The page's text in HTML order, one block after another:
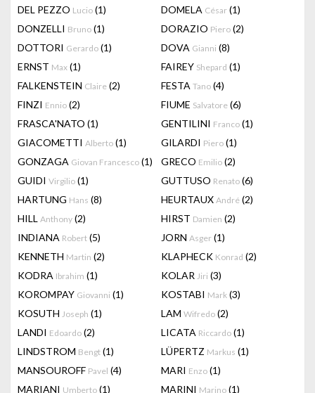
DEL PEZZO Lucio (1) DOMELA César (1)
DONZELLI Bruno (1) DORAZIO Piero (2)
DOTTORI Gerardo (1) DOVA Gianni (8)
ERNST Max (1) FAIREY Shepard (1)
FALKENSTEIN Claire (2) FESTA Tano (4)
FINZI Ennio (2) FIUME Salvatore (6)
FRASCA'NATO (1) GENTILINI Franco (1)
GIACOMETTI Alberto (1) GILARDI Piero (1)
GONZAGA Giovan Francesco (1) GRECO Emilio (2)
GUIDI Virgilio (1) GUTTUSO Renato (6)
HARTUNG Hans (8) HEURTAUX André (2)
HILL Anthony (2) HIRST Damien (2)
INDIANA Robert (5) JORN Asger (1)
KENNETH Martin (2) KLAPHECK Konrad (2)
KODRA Ibrahim (1) KOLAR Jiri (3)
KOROMPAY Giovanni (1) KOSTABI Mark (3)
KOSUTH Joseph (1) LAM Wifredo (2)
LANDI Edoardo (2) LICATA Riccardo (1)
LINDSTROM Bengt (1) LÜPERTZ Markus (1)
MANSOUROFF Pavel (4) MARI Enzo (1)
MARIANI Umberto (1) MARINI Marino (1)